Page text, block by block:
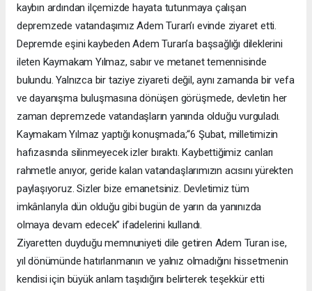
kaybın ardından ilçemizde hayata tutunmaya çalışan
depremzede vatandaşımız Adem Turan’ı evinde ziyaret etti.
Depremde eşini kaybeden Adem Turan’a başsağlığı dileklerini
ileten Kaymakam Yılmaz, sabır ve metanet temennisinde
bulundu. Yalnızca bir taziye ziyareti değil, aynı zamanda bir vefa
ve dayanışma buluşmasına dönüşen görüşmede, devletin her
zaman depremzede vatandaşların yanında olduğu vurguladı.
Kaymakam Yılmaz yaptığı konuşmada;“6 Şubat, milletimizin
hafızasında silinmeyecek izler bıraktı. Kaybettiğimiz canları
rahmetle anıyor, geride kalan vatandaşlarımızın acısını yürekten
paylaşıyoruz. Sizler bize emanetsiniz. Devletimiz tüm
imkânlarıyla dün olduğu gibi bugün de yarın da yanınızda
olmaya devam edecek” ifadelerini kullandı.
Ziyaretten duyduğu memnuniyeti dile getiren Adem Turan ise,
yıl dönümünde hatırlanmanın ve yalnız olmadığını hissetmenin
kendisi için büyük anlam taşıdığını belirterek teşekkür etti